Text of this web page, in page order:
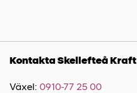
Kontakta Skellefteå Kraft
Växel: 0910-77 25 00